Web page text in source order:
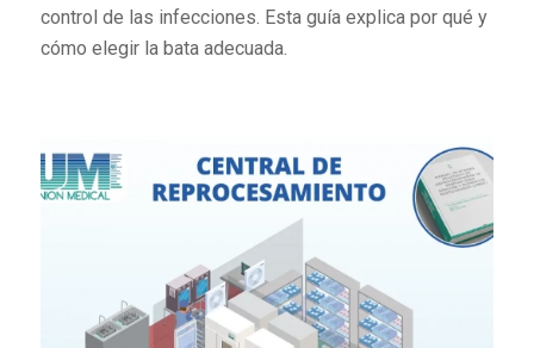
control de las infecciones. Esta guía explica por qué y
cómo elegir la bata adecuada.